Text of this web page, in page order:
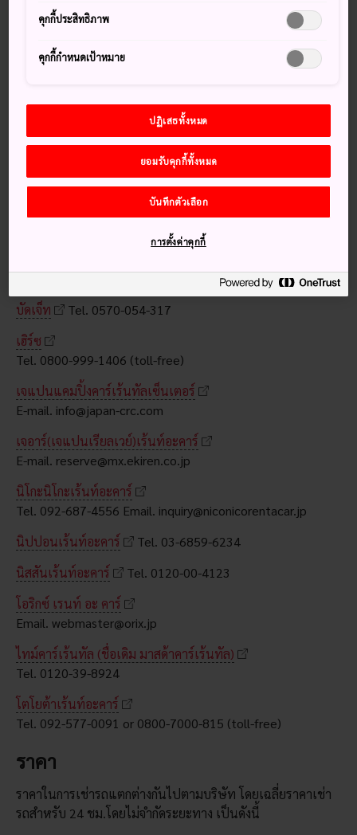
เบลเยี่ยม โมนาโค และไต้หวัน ภาษาที่รับดำเนินการ : อังกฤษ
ฝรั่งเศส เยอรมัน อิตาเลียน สเปน
https://www.japan-
เคคะคุ เจแปน
ตัวแทนรับดำเนินการแปลภาษาญี่ปุ่นสำหรับใบขับขี่ผ่าน JAF
สำหรับประเทศ/พื้นที่เหล่านี้ : ฝรั่งเศส เบลเยี่ยม
สวิสเซอร์แลนด์ ภาษาที่รับดำเนินการ : ฝรั่งเศส
https://keikaku.fr/traduction-permis-conduire-japon
บริษัทเช่ารถ
บัดเจ็ท
Tel. 0570-054-317
เฮิร์ซ
Tel. 0800-999-1406 (toll-free)
เจแปนแคมปิ้งคาร์เร้นทัลเซ็นเตอร์
E-mail. info@japan-crc.com
เจอาร์(เจแปนเรียลเวย์)เร้นท์อะคาร์
E-mail. reserve@mx.ekiren.co.jp
นิโกะนิโกะเร้นท์อะคาร์
Tel. 092-687-4556 Email. inquiry@niconicorentacar.jp
นิปปอนเร้นท์อะคาร์
Tel. 03-6859-6234
นิสสันเร้นท์อะคาร์
Tel. 0120-00-4123
โอริกซ์ เรนท์ อะ คาร์
Email. webmaster@orix.jp
ไทม์คาร์เร้นทัล (ชื่อเดิม มาสด้าคาร์เร้นทัล)
Tel. 0120-39-8924
โตโยต้าเร้นท์อะคาร์
Tel. 092-577-0091 or 0800-7000-815 (toll-free)
ราคา
ราคาในการเช่ารถแตกต่างกันไปตามบริษัท โดยเฉลี่ยราคาเช่า
รถสำหรับ 24 ชม.โดยไม่จำกัดระยะทาง เป็นดังนี้
คุกกี้ประสิทธิภาพ
คุกกี้กำหนดเป้าหมาย
ปฏิเสธทั้งหมด
ยอมรับคุกกี้ทั้งหมด
บันทึกตัวเลือก
การตั้งค่าคุกกี้